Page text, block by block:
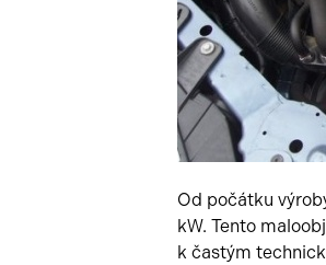
Od počátku
kW. Tento
k častým